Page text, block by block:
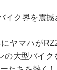
イク界を震撼
ヤマハが
の大型バイク